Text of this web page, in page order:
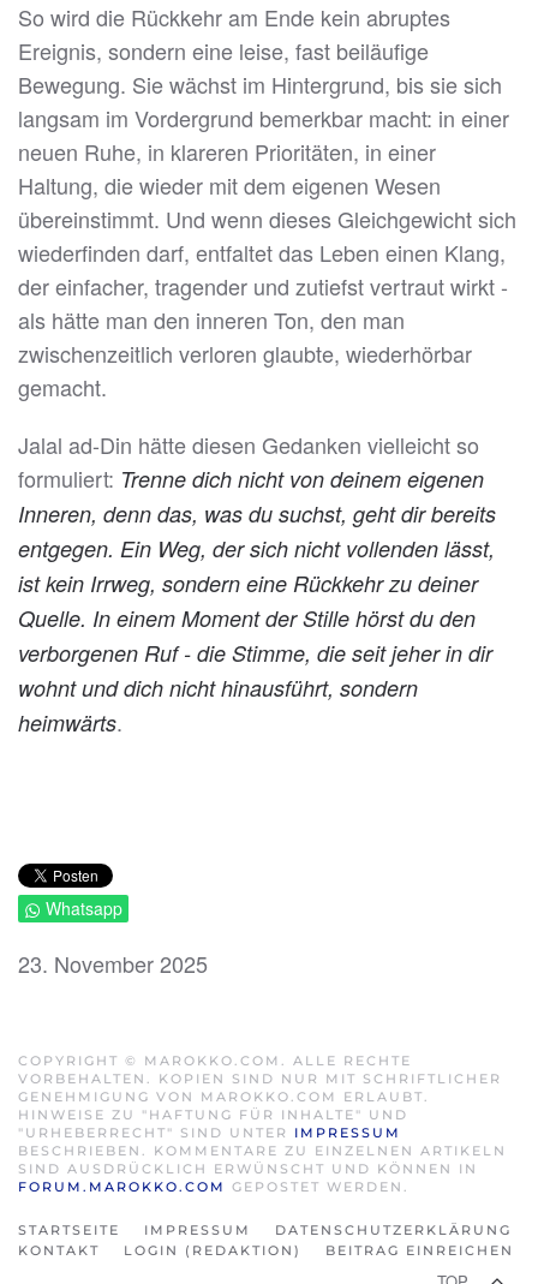
So wird die Rückkehr am Ende kein abruptes
Ereignis, sondern eine leise, fast beiläufige
Bewegung. Sie wächst im Hintergrund, bis sie sich
langsam im Vordergrund bemerkbar macht: in einer
neuen Ruhe, in klareren Prioritäten, in einer
Haltung, die wieder mit dem eigenen Wesen
übereinstimmt. Und wenn dieses Gleichgewicht sich
wiederfinden darf, entfaltet das Leben einen Klang,
der einfacher, tragender und zutiefst vertraut wirkt -
als hätte man den inneren Ton, den man
zwischenzeitlich verloren glaubte, wiederhörbar
gemacht.
Jalal ad-Din hätte diesen Gedanken vielleicht so
formuliert: Trenne dich nicht von deinem eigenen
Inneren, denn das, was du suchst, geht dir bereits
entgegen. Ein Weg, der sich nicht vollenden lässt,
ist kein Irrweg, sondern eine Rückkehr zu deiner
Quelle. In einem Moment der Stille hörst du den
verborgenen Ruf - die Stimme, die seit jeher in dir
wohnt und dich nicht hinausführt, sondern
heimwärts.
Whatsapp
23. November 2025
COPYRIGHT © MAROKKO.COM. ALLE RECHTE
VORBEHALTEN. KOPIEN SIND NUR MIT SCHRIFTLICHER
GENEHMIGUNG VON MAROKKO.COM ERLAUBT.
HINWEISE ZU "HAFTUNG FÜR INHALTE" UND
"URHEBERRECHT" SIND UNTER IMPRESSUM
BESCHRIEBEN. KOMMENTARE ZU EINZELNEN ARTIKELN
SIND AUSDRÜCKLICH ERWÜNSCHT UND KÖNNEN IN
FORUM.MAROKKO.COM GEPOSTET WERDEN.
STARTSEITE IMPRESSUM
DATENSCHUTZERKLÄRUNG
KONTAKT
LOGIN (REDAKTION) BEITRAG EINREICHEN